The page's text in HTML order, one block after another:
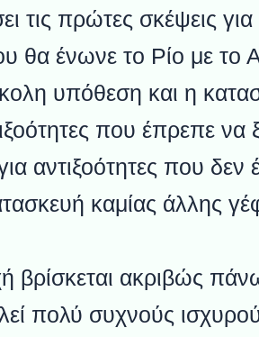
τις πρώτες σκέψεις
θα ένωνε το Ρίο με το
υπόθεση και η
που έπρεπε να
αντιξοότητες που
καμίας άλλης
βρίσκεται ακριβώς
πολύ συχνούς